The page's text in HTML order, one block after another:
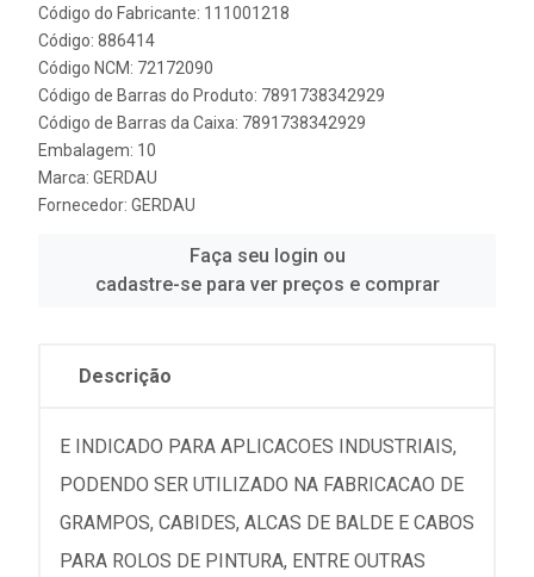
Código do Fabricante: 111001218
Código: 886414
Código NCM: 72172090
Código de Barras do Produto: 7891738342929
Código de Barras da Caixa: 7891738342929
Embalagem: 10
Marca: GERDAU
Fornecedor: GERDAU
Faça seu login ou
cadastre-se para ver preços e comprar
Descrição
E INDICADO PARA APLICACOES INDUSTRIAIS,
PODENDO SER UTILIZADO NA FABRICACAO DE
GRAMPOS, CABIDES, ALCAS DE BALDE E CABOS
PARA ROLOS DE PINTURA, ENTRE OUTRAS